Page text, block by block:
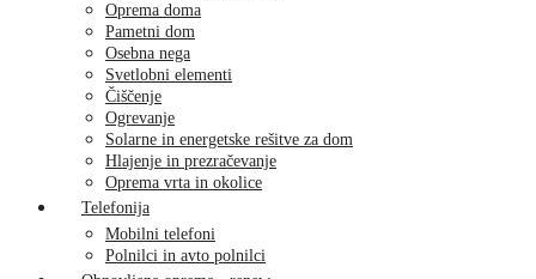
Oprema doma
Pametni dom
Osebna nega
Svetlobni elementi
Čiščenje
Ogrevanje
Solarne in energetske rešitve za dom
Hlajenje in prezračevanje
Oprema vrta in okolice
Telefonija
Mobilni telefoni
Polnilci in avto polnilci